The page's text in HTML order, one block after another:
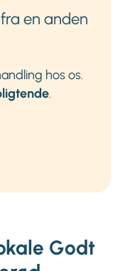
en anden
hos os.
.
Godt